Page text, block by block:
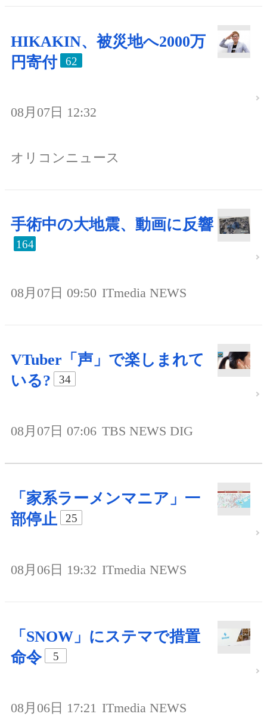
HIKAKIN、被災地へ2000万
円寄付
62
08月07日 12:32
オリコンニュース
手術中の大地震、動画に反響
164
08月07日 09:50 ITmedia NEWS
VTuber「声」で楽しまれて
いる?
34
08月07日 07:06 TBS NEWS DIG
「家系ラーメンマニア」一
部停止
25
08月06日 19:32 ITmedia NEWS
「SNOW」にステマで措置
命令
5
08月06日 17:21 ITmedia NEWS